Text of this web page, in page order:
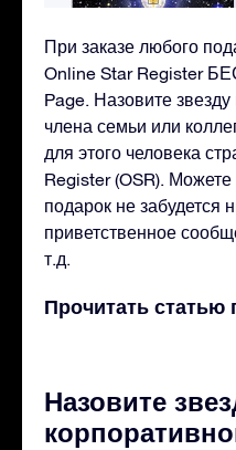
При заказе любого
Online Star Register
Page. Назовите звезду
члена семьи или
для этого человека
Register (OSR).
подарок не забудется
приветственное
т.д.
Прочитать статью
Назовите